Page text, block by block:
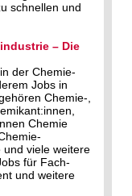
schnellen und
– Die
der Chemie-
Jobs in
Chemie-,
Chemie
viele weitere
für Fach-
und weitere